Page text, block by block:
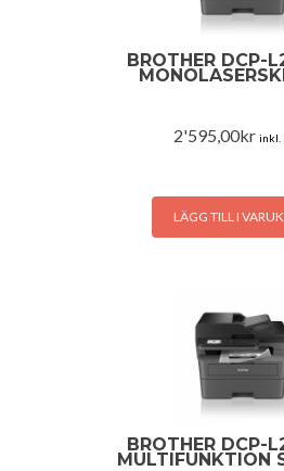
BROTHER DCP-
2'595,00kr inkl.
LÄGG TILL I
BROTHER DCP-
MULTIFUNKTION